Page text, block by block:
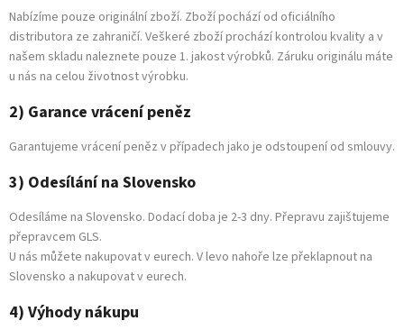
Nabízíme pouze originální zboží. Zboží pochází od oficiálního
distributora ze zahraničí. Veškeré zboží prochází kontrolou kvality a v
našem skladu naleznete pouze 1. jakost výrobků. Záruku originálu máte
u nás na celou životnost výrobku.
2) Garance vrácení peněz
Garantujeme vrácení peněz v případech jako je odstoupení od smlouvy.
3) Odesílání na Slovensko
Odesíláme na Slovensko. Dodací doba je 2-3 dny. Přepravu zajištujeme
přepravcem GLS.
U nás můžete nakupovat v eurech. V levo nahoře lze překlapnout na
Slovensko a nakupovat v eurech.
4) Výhody nákupu